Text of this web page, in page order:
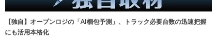
【独自】オープンロジの「AI梱包予測」、トラック必要台数の迅速把握
にも活用本格化